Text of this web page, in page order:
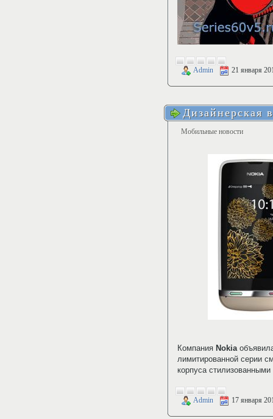
Admin 21 января
Дизайнерская
Мобильные новости
Компания Nokia
лимитированной серии
корпуса
Admin 17 января